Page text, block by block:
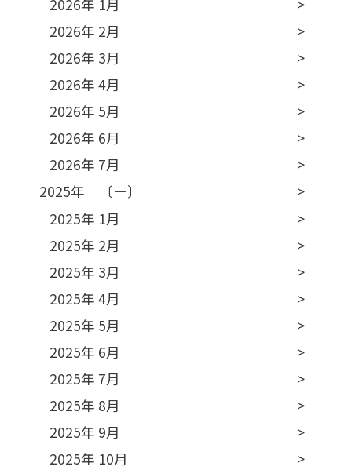
2026年 1月
2026年 2月
2026年 3月
2026年 4月
2026年 5月
2026年 6月
2026年 7月
2025年 〔ー〕
2025年 1月
2025年 2月
2025年 3月
2025年 4月
2025年 5月
2025年 6月
2025年 7月
2025年 8月
2025年 9月
2025年 10月